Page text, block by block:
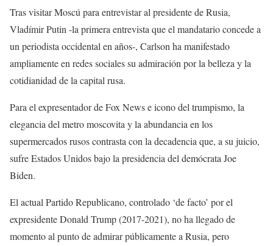
Tras visitar Moscú para entrevistar al presidente de Rusia,
Vladímir Putin -la primera entrevista que el mandatario concede a
un periodista occidental en años-, Carlson ha manifestado
ampliamente en redes sociales su admiración por la belleza y la
cotidianidad de la capital rusa.
Para el expresentador de Fox News e icono del trumpismo, la
elegancia del metro moscovita y la abundancia en los
supermercados rusos contrasta con la decadencia que, a su juicio,
sufre Estados Unidos bajo la presidencia del demócrata Joe
Biden.
El actual Partido Republicano, controlado ‘de facto’ por el
expresidente Donald Trump (2017-2021), no ha llegado de
momento al punto de admirar públicamente a Rusia, pero